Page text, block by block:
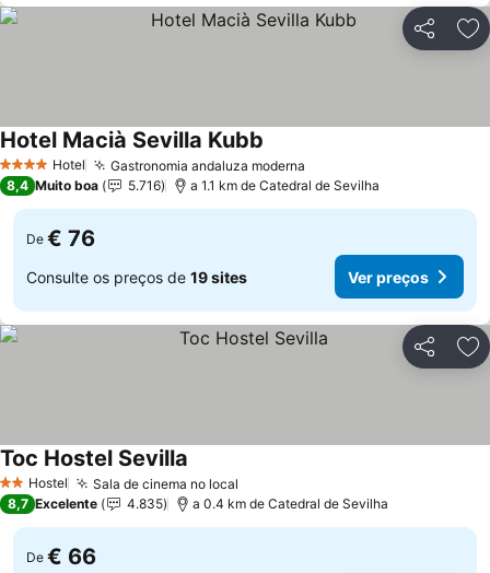
Partilhar
4 EstrelasHotel Gastronomia andaluza moderna
Hotel Macià Sevilla Kubb
8,4 Muito boa 5.716 a 1.1 km de Catedral de Sevilha
De € 76
Consulte os preços de 19 sites Ver preços
Partilhar
2 Estrelas
Hostel Sala de cinema no local
Toc Hostel Sevilla
8,7 Excelente 4.835 a 0.4 km de Catedral de Sevilha
De € 66